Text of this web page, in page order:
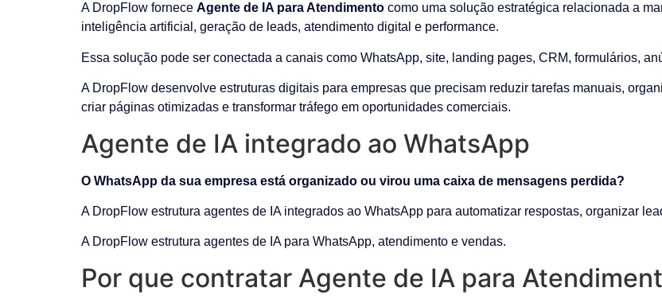
A DropFlow fornece Agente de IA para Atendimento como uma solução estratégica relacionada a
inteligência artificial, geração de leads, atendimento digital e performance.
Essa solução pode ser conectada a canais como WhatsApp, site, landing pages, CRM, formulários,
A DropFlow desenvolve estruturas digitais para empresas que precisam reduzir tarefas manuais,
criar páginas otimizadas e transformar tráfego em oportunidades comerciais.
Agente de IA integrado ao WhatsApp
O WhatsApp da sua empresa está organizado ou virou uma caixa de mensagens perdida?
A DropFlow estrutura agentes de IA integrados ao WhatsApp para automatizar respostas, organizar
A DropFlow estrutura agentes de IA para WhatsApp, atendimento e vendas.
Por que contratar Agente de IA para